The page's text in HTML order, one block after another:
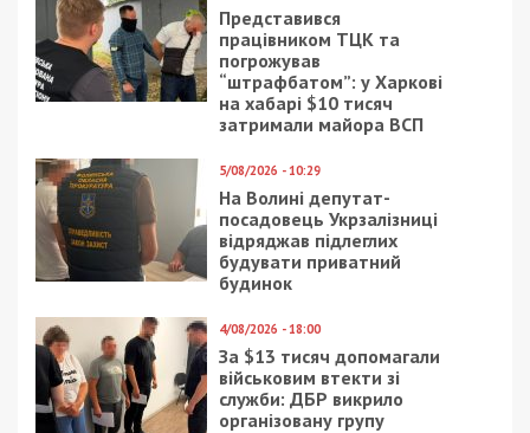
Представився
працівником ТЦК та
погрожував
“штрафбатом”: у Харкові
на хабарі $10 тисяч
затримали майора ВСП
5/08/2026 - 10:29
На Волині депутат-
посадовець Укрзалізниці
відряджав підлеглих
будувати приватний
будинок
4/08/2026 - 18:00
За $13 тисяч допомагали
військовим втекти зі
служби: ДБР викрило
організовану групу